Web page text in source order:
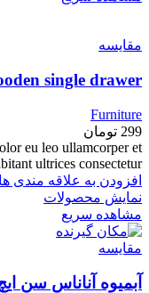
مقایسه
single drawer
Furniture
299 تومان
eu leo ullamcorper et
ultrices consectetur.
افزودن به علاقه مندی ها
نمایش محصولات
مشاهده سریع
مقایسه
آبمیوه آناناس سن